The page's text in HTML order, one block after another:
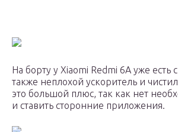
На борту у Xiaomi Redmi 6A уже есть
также неплохой ускоритель и
это большой плюс, так как нет
и ставить сторонние приложения.